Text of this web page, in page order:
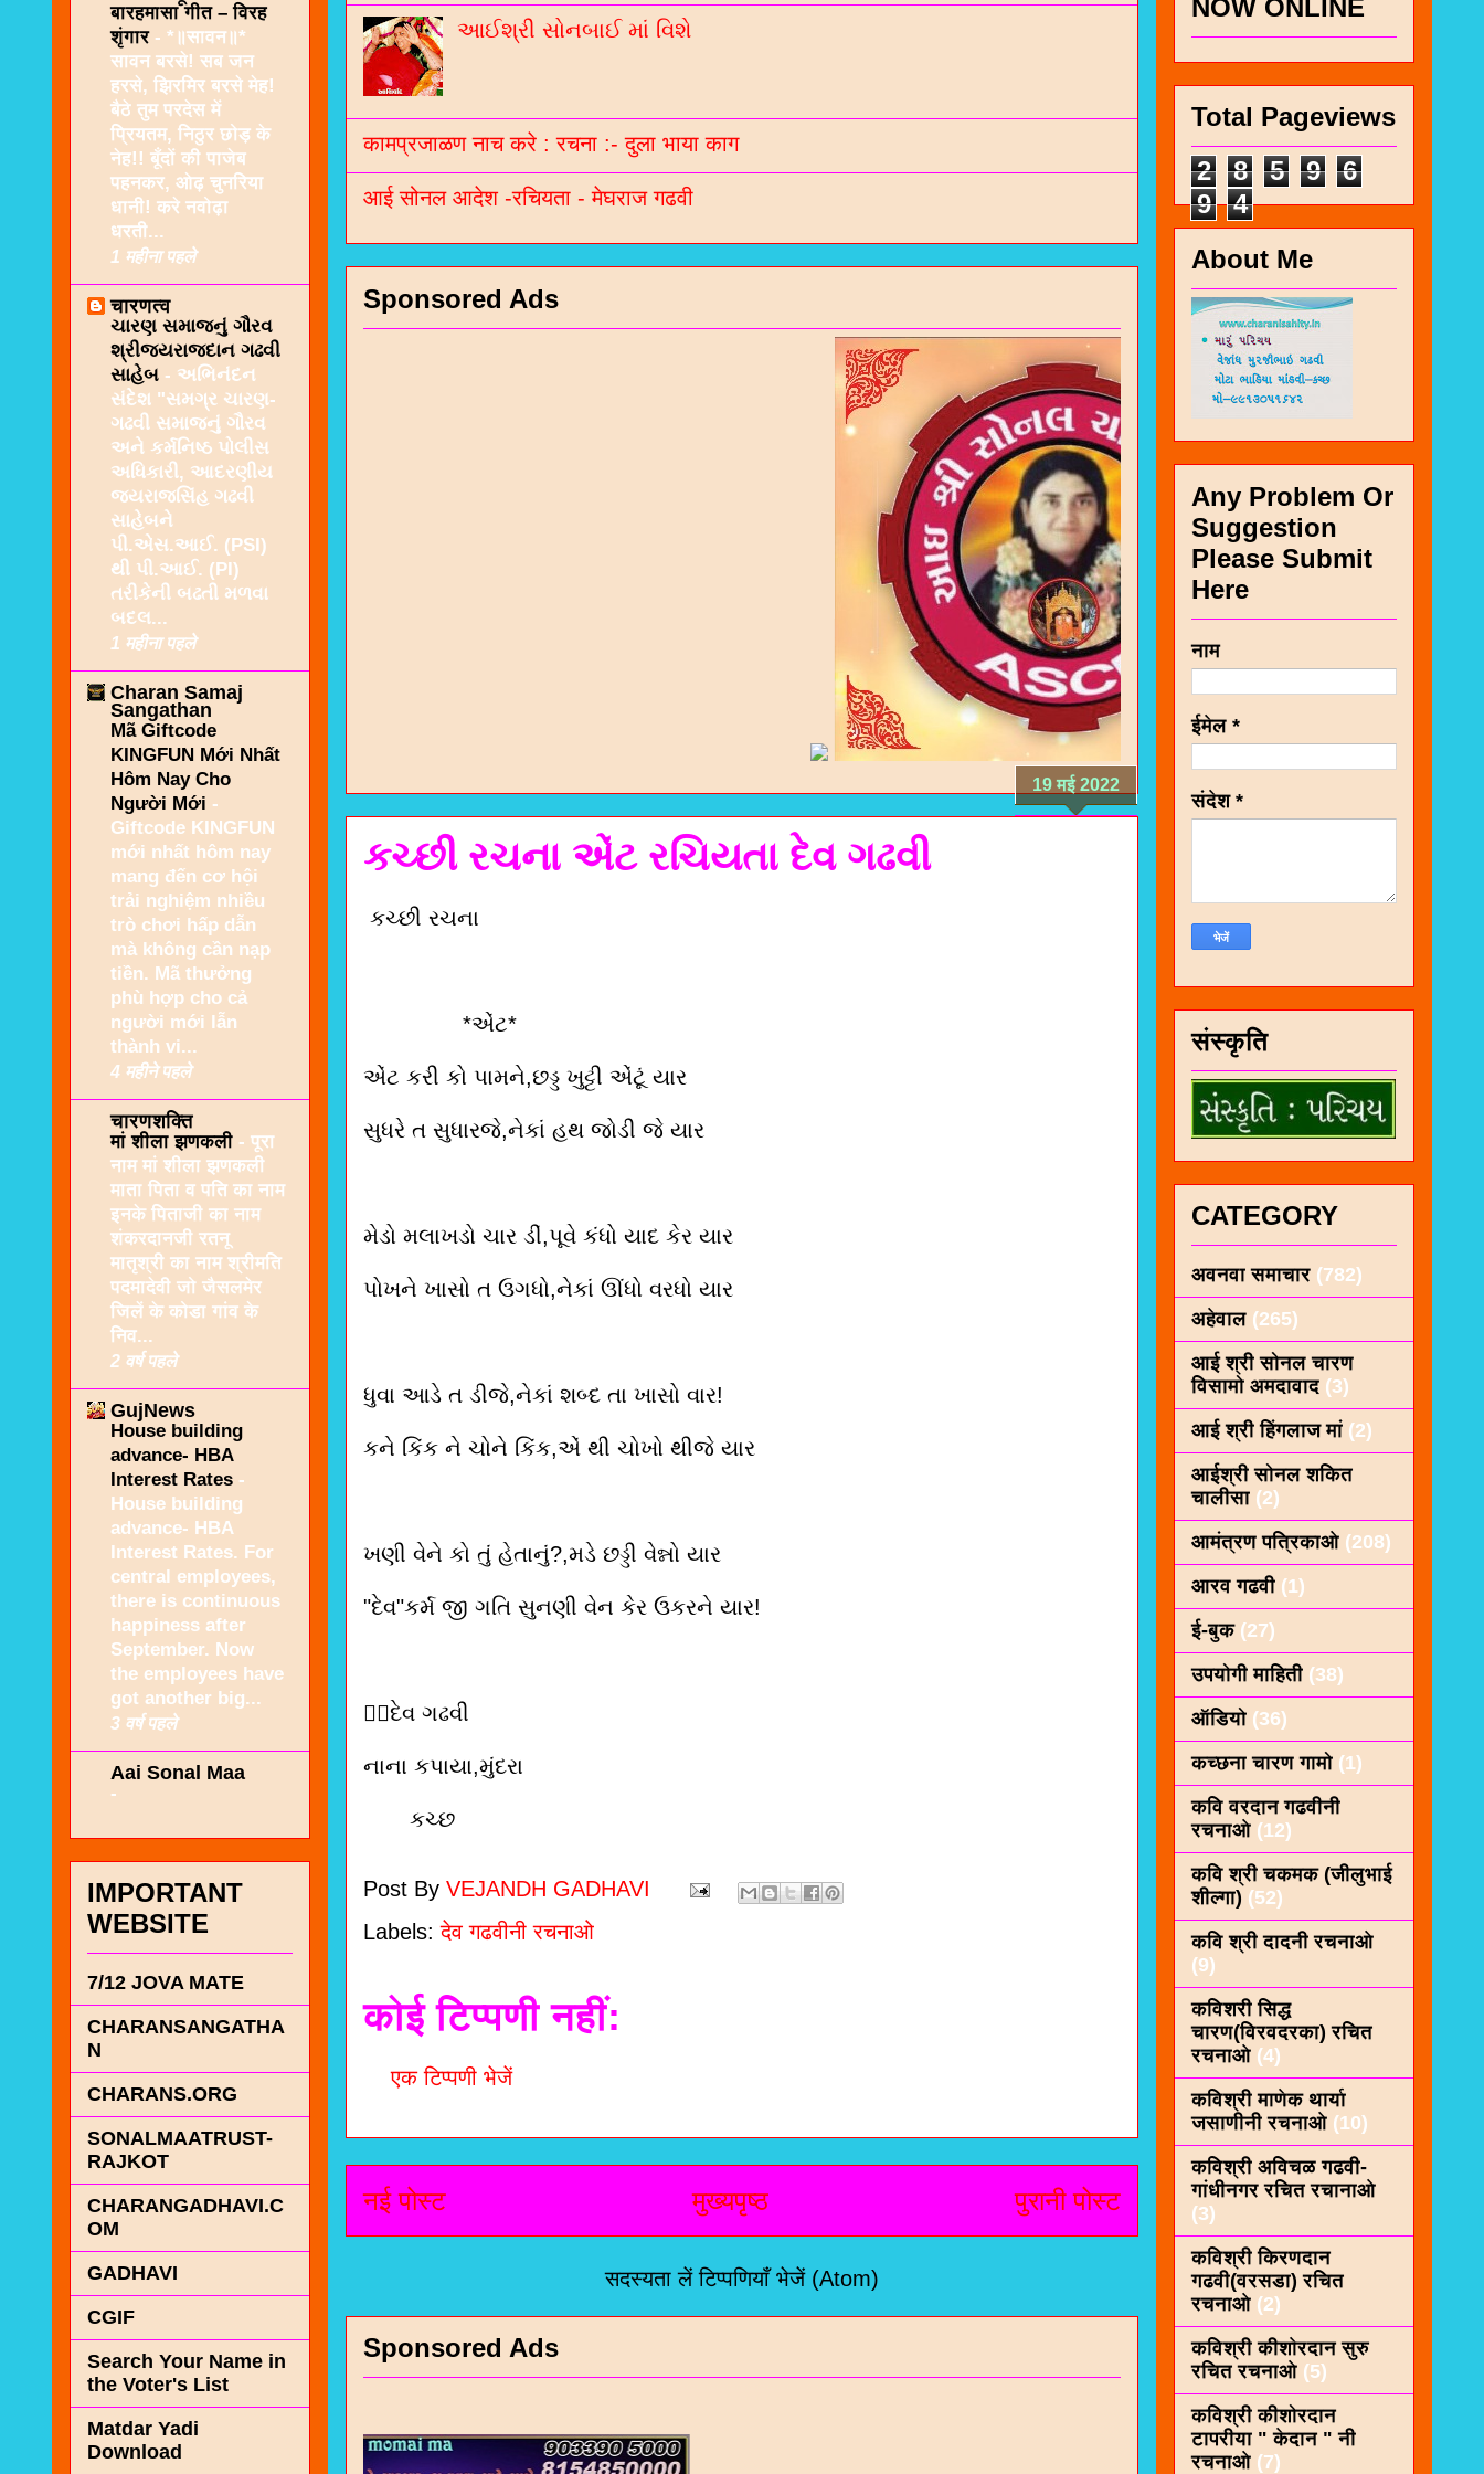
આઈશ્રી સોનબાઈ માં વિશે
कामप्रजाळण नाच करे : रचना :- दुला भाया काग
आई सोनल आदेश -रचियता - मेघराज गढवी
Sponsored Ads
19 मई 2022
કચ્છી રચના એંટ રચિયતા દેવ ગઢવી
કચ્છી રચના
*એંટ*
એંટ કરી કો પામને,છડ્ડ ખુટ્ટી એંટૂં યાર
સુધરે ત સુધારજે,નેકાં હથ જોડી જે યાર
મેડો મલાખડો ચાર‌ ડીં,પૂવે કંધો યાદ કેર યાર
પોખને ખાસો ત ઉગધો,નેકાં ઊંધો વરધો યાર
ધુવા આડે ત ડીજે,નેકાં શબ્દ તા ખાસો વાર!
કને કિંક ને ચોને કિંક,એં થી ચોખો થીજે યાર
ખણી વેને કો તું હેતાનું?,મડે છડ્ડી વેન્નો યાર
"દેવ"કર્મ જી ગતિ સુનણી વેન કેર ઉકરને યાર!
✍🏻દેવ ગઢવી
નાના કપાયા,મુંદરા
કચ્છ
Post By VEJANDH GADHAVI
Labels:देव गढवीनी रचनाओ
कोई टिप्पणी नहीं:
एक टिप्पणी भेजें
नई पोस्ट पुरानी पोस्ट
मुख्यपृष्ठ
सदस्यता लेंटिप्पणियाँ भेजें (Atom)
Sponsored Ads
बारहमासा गीत – विरह
शृंगार - *॥सावन॥*
सावन बरसे! सब जन
हरसे, झिरमिर बरसे मेह!
बैठे तुम परदेस में
प्रियतम, निठुर छोड़ के
नेह!! बूँदों की पाजेब
पहनकर, ओढ़ चुनरिया
धानी! करे नवोढ़ा
धरती...
1 महीना पहले
चारणत्व
ચારણ સમાજનું ગૌરવ
શ્રીજયરાજદાન ગઢવી
સાહેબ - અભિનંદન
સંદેશ "સમગ્ર ચારણ-
ગઢવી સમાજનું ગૌરવ
અને કર્મનિષ્ઠ પોલીસ
અધિકારી, આદરણીય
જયરાજસિંહ ગઢવી
સાહેબને
પી.એસ.આઈ. (PSI)
થી પી.આઈ. (PI)
તરીકેની બઢતી મળવા
બદલ...
1 महीना पहले
Charan Samaj
Sangathan
Mã Giftcode
KINGFUN Mới Nhất
Hôm Nay Cho
Người Mới -
Giftcode KINGFUN
mới nhất hôm nay
mang đến cơ hội
trải nghiệm nhiều
trò chơi hấp dẫn
mà không cần nạp
tiền. Mã thưởng
phù hợp cho cả
người mới lẫn
thành vi...
4 महीने पहले
चारणशक्ति
मां शीला झणकली - पूरा
नाम मां शीला झणकली
माता पिता व पति का नाम
इनके पिताजी का नाम
शंकरदानजी रतनू
मातृश्री का नाम श्रीमति
पदमादेवी जो जैसलमेर
जिलें के कोडा गांव के
निव...
2 वर्ष पहले
GujNews
House building
advance- HBA
Interest Rates -
House building
advance- HBA
Interest Rates. For
central employees,
there is continuous
happiness after
September. Now
the employees have
got another big...
3 वर्ष पहले
Aai Sonal Maa
-
IMPORTANT
WEBSITE
7/12 JOVA MATE
CHARANSANGATHA
N
CHARANS.ORG
SONALMAATRUST-
RAJKOT
CHARANGADHAVI.C
OM
GADHAVI
CGIF
Search Your Name in
the Voter's List
Matdar Yadi
Download
NOW ONLINE
Total Pageviews
2
8 5 9
6
9
4
About Me
Any Problem Or
Suggestion
Please Submit
Here
नाम
ईमेल *
संदेश *
संस्कृति
CATEGORY
अवनवा समाचार (782)
अहेवाल (265)
आई श्री सोनल चारण
विसामो अमदावाद (3)
आई श्री हिंगलाज मां (2)
आईश्री सोनल शकित
चालीसा (2)
आमंत्रण पत्रिकाओ (208)
आरव गढवी (1)
ई-बुक (27)
उपयोगी माहिती (38)
ऑडियो (36)
कच्छना चारण गामो (1)
कवि वरदान गढवीनी
रचनाओ (12)
कवि श्री चकमक (जीलुभाई
शील्गा) (52)
कवि श्री दादनी रचनाओ
(9)
कविशरी सिद्ध
चारण(विरवदरका) रचित
रचनाओ (4)
कविश्री माणेक थार्या
जसाणीनी रचनाओ (10)
कविश्री अविचळ गढवी-
गांधीनगर रचित रचानाओ
(3)
कविश्री किरणदान
गढवी(वरसडा) रचित
रचनाओ (2)
कविश्री कीशाेरदान सुरु
रचित रचनाओ (5)
कविश्री कीशोरदान
टापरीया " केदान " नी
रचनाओ (7)